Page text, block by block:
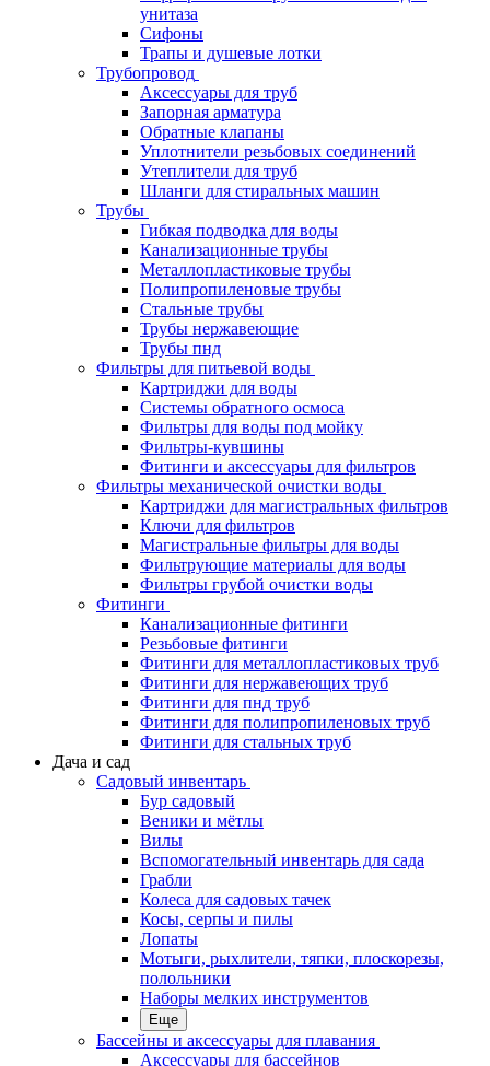
унитаза
Сифоны
Трапы и душевые лотки
Трубопровод
Аксессуары для труб
Запорная арматура
Обратные клапаны
Уплотнители резьбовых соединений
Утеплители для труб
Шланги для стиральных машин
Трубы
Гибкая подводка для воды
Канализационные трубы
Металлопластиковые трубы
Полипропиленовые трубы
Стальные трубы
Трубы нержавеющие
Трубы пнд
Фильтры для питьевой воды
Картриджи для воды
Системы обратного осмоса
Фильтры для воды под мойку
Фильтры-кувшины
Фитинги и аксессуары для фильтров
Фильтры механической очистки воды
Картриджи для магистральных фильтров
Ключи для фильтров
Магистральные фильтры для воды
Фильтрующие материалы для воды
Фильтры грубой очистки воды
Фитинги
Канализационные фитинги
Резьбовые фитинги
Фитинги для металлопластиковых труб
Фитинги для нержавеющих труб
Фитинги для пнд труб
Фитинги для полипропиленовых труб
Фитинги для стальных труб
Дача и сад
Садовый инвентарь
Бур садовый
Веники и мётлы
Вилы
Вспомогательный инвентарь для сада
Грабли
Колеса для садовых тачек
Косы, серпы и пилы
Лопаты
Мотыги, рыхлители, тяпки, плоскорезы,
полольники
Наборы мелких инструментов
Еще
Бассейны и аксессуары для плавания
Аксессуары для бассейнов